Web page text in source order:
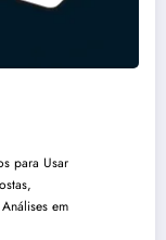
para Usar
em